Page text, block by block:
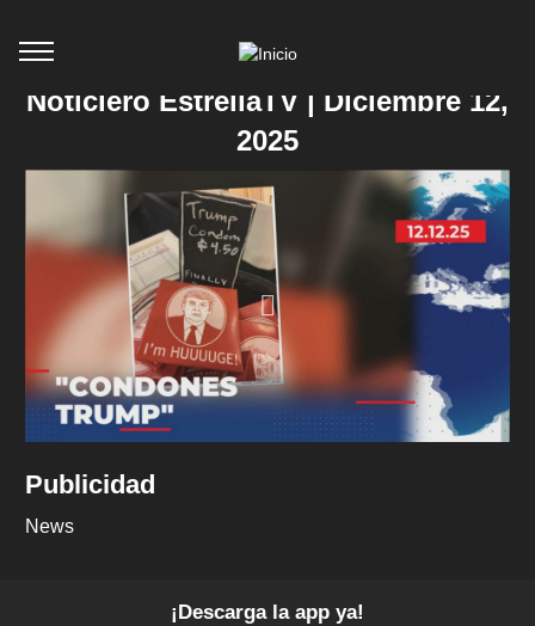
Noticiero EstrellaTV | Diciembre 12,
2025
Publicidad
News
¡Descarga la app ya!